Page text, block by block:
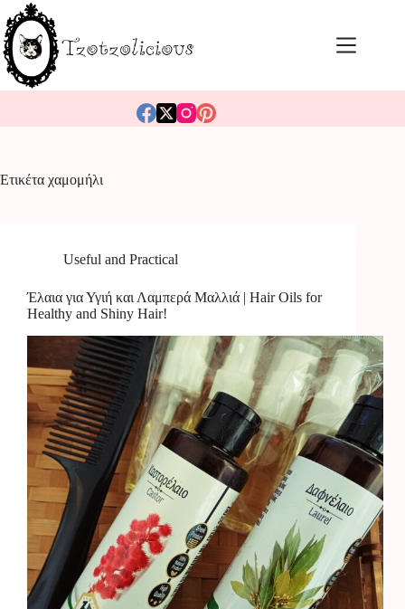
Μετάβαση
στο
περιεχόμενο
Ετικέτα χαμομήλι
Useful and Practical
Έλαια για Υγιή και Λαμπερά Μαλλιά | Hair Oils for
Healthy and Shiny Hair!